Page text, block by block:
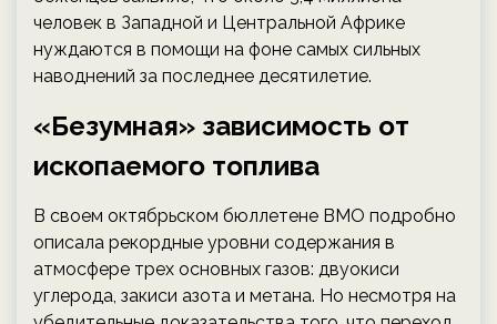
человек в Западной и Центральной Африке
нуждаются в помощи на фоне самых сильных
наводнений за последнее десятилетие.
«Безумная» зависимость от
ископаемого топлива
В своем октябрьском бюллетене ВМО подробно
описала рекордные уровни содержания в
атмосфере трех основных газов: двуокиси
углерода, закиси азота и метана. Но несмотря на